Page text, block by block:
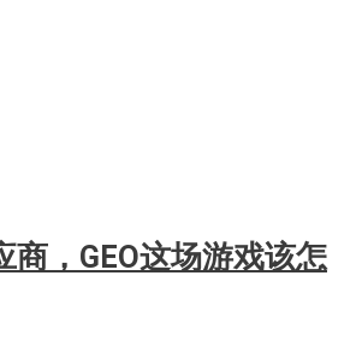
商，GEO这场游戏该怎